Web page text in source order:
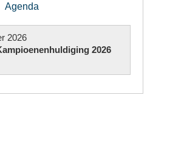
Agenda
2026
2026